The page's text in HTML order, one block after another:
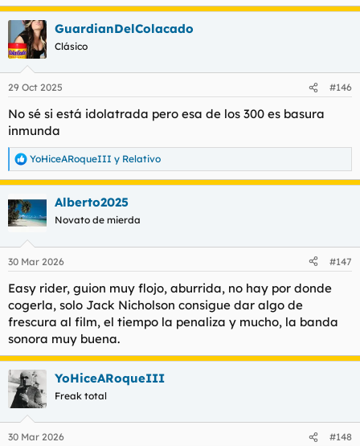
GuardianDelColacado
Clásico
29 Oct 2025 #146
No sé si está idolatrada pero esa de los 300 es basura
inmunda
R
e
a
c
c
i
e
:
YoHiceARoqueIII y Relativo
Alberto2025
Novato de mierda
30 Mar 2026 #147
Easy rider, guion muy flojo, aburrida, no hay por donde
cogerla, solo Jack Nicholson consigue dar algo de
frescura al film, el tiempo la penaliza y mucho, la banda
sonora muy buena.
YoHiceARoqueIII
Freak total
30 Mar 2026 #148